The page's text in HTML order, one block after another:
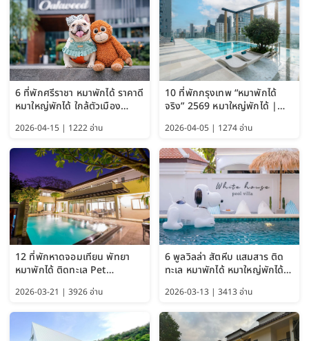
6 ที่พักศรีราชา หมาพักได้ ราคาดี
หมาใหญ่พักได้ ใกล้ตัวเมือง
2026-04-15 | 1222 อ่าน
10 ที่พักกรุงเทพ “หมาพักได้
จริง” 2569 หมาใหญ่พักได้ |
Bangkok อัปเดตล่าสุด
2026-04-05 | 1274 อ่าน
12 ที่พักหาดจอมเทียน พัทยา
หมาพักได้ ติดทะเล Pet
พักได้ อัปเดต 2569
2026-03-21 | 3926 อ่าน
6 พูลวิลล่า สัตหีบ แสมสาร ติด
ทะเล หมาพักได้ หมาใหญ่พักได้
2026-03-13 | 3413 อ่าน